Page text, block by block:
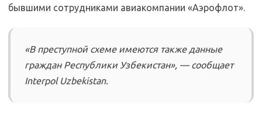
бывшими сотрудниками авиакомпании «Аэрофлот».
«В преступной схеме имеются также данные
граждан Республики Узбекистан», — сообщает
Interpol Uzbekistan.